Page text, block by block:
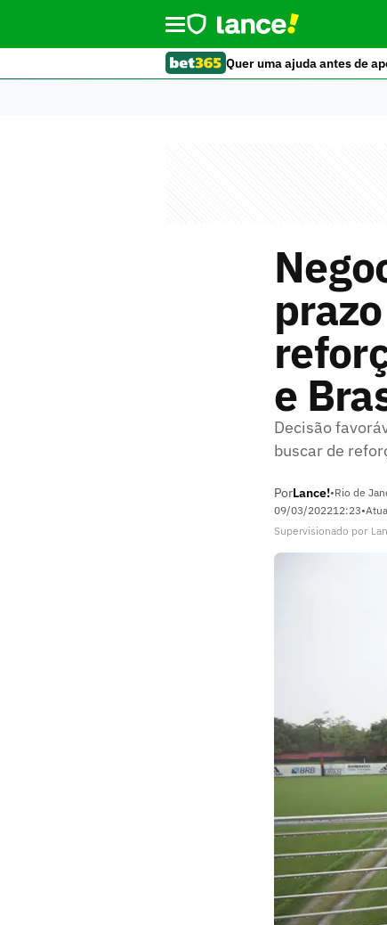
Quer uma ajuda antes de
e
Decisão
buscar de
PorLance!•Rio de
09/03/202212:23•
Supervisionado por